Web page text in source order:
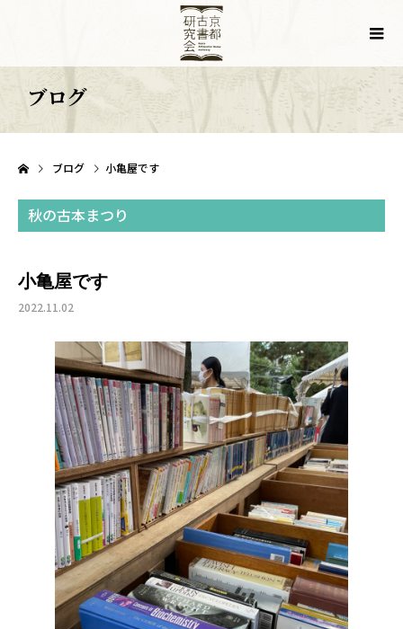
ブログ
ブログ 小亀屋です
秋の古本まつり
小亀屋です
2022.11.02